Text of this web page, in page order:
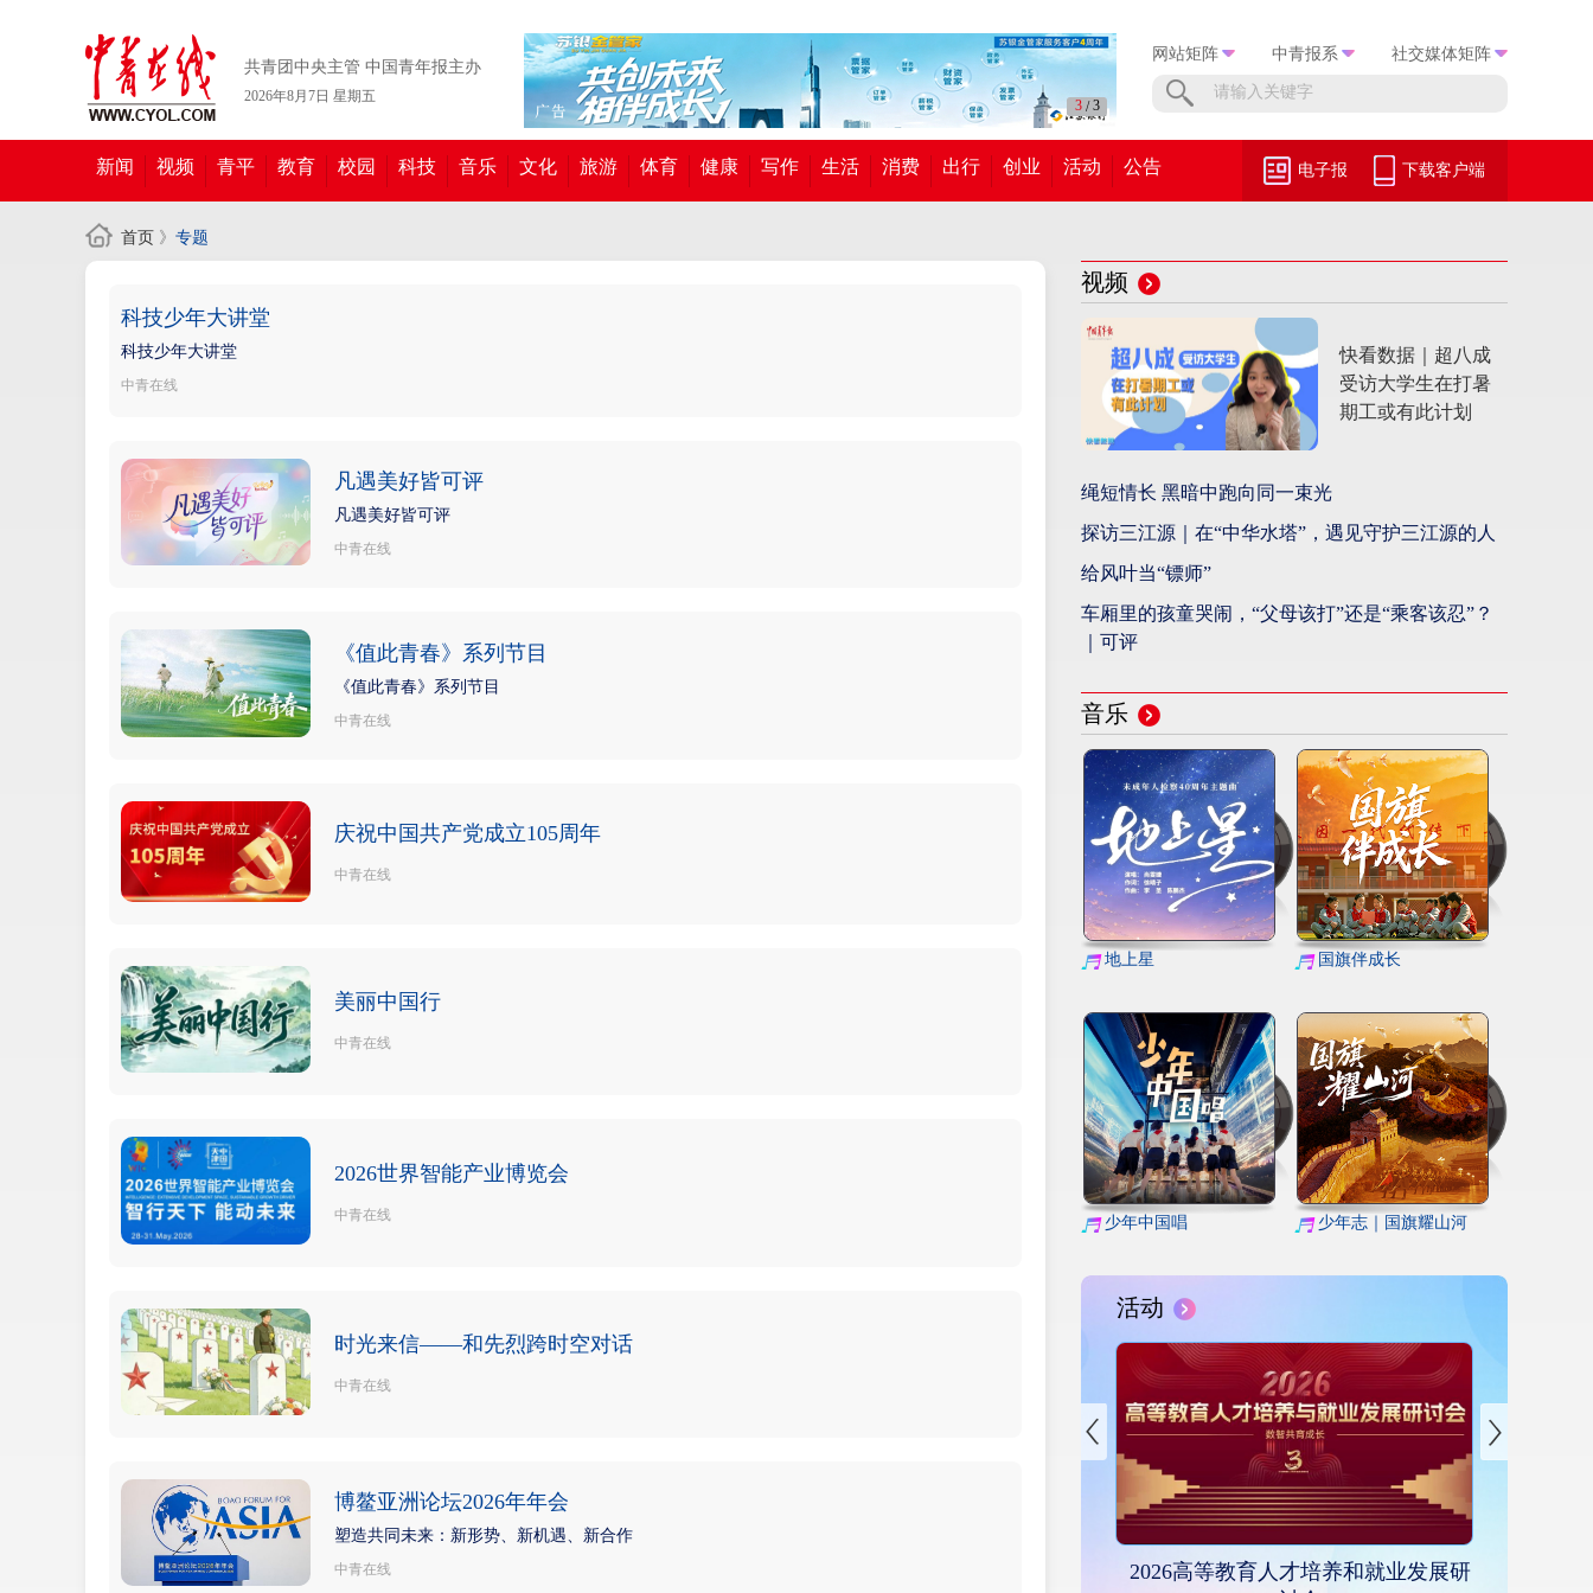
共青团中央主管 中国青年报主办
2026年8月7日 星期五
1 / 3
网站矩阵 中青报系 社交媒体矩阵
新闻 视频 青平 教育 校园 科技 音乐 文化 旅游 体育 健康 写作 生活 消费 出行 创业 活动 公告 电子报 下载客户端
首页 》 专题
科技少年大讲堂
科技少年大讲堂
中青在线
凡遇美好皆可评
凡遇美好皆可评
中青在线
《值此青春》系列节目
《值此青春》系列节目
中青在线
庆祝中国共产党成立105周年
中青在线
美丽中国行
中青在线
2026世界智能产业博览会
中青在线
时光来信——和先烈跨时空对话
中青在线
博鳌亚洲论坛2026年年会
塑造共同未来：新形势、新机遇、新合作
中青在线
视频
快看数据｜超八成
受访大学生在打暑
期工或有此计划
绳短情长 黑暗中跑向同一束光
探访三江源｜在“中华水塔”，遇见守护三江源的人
给风叶当“镖师”
车厢里的孩童哭闹，“父母该打”还是“乘客该忍”？
｜可评
音乐
地上星 国旗伴成长
少年中国唱 少年志｜国旗耀山河
活动
2026高等教育人才培养和就业发展研